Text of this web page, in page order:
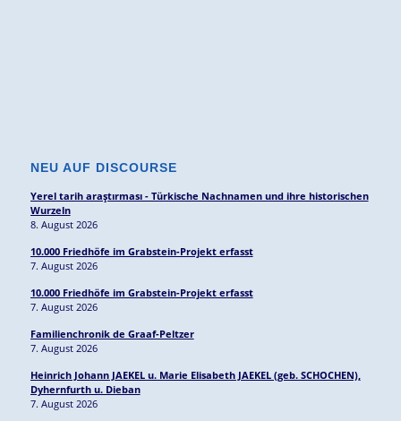
NEU AUF DISCOURSE
Yerel tarih araştırması - Türkische Nachnamen und ihre historischen
Wurzeln
8. August 2026
10.000 Friedhöfe im Grabstein-Projekt erfasst
7. August 2026
10.000 Friedhöfe im Grabstein-Projekt erfasst
7. August 2026
Familienchronik de Graaf-Peltzer
7. August 2026
Heinrich Johann JAEKEL u. Marie Elisabeth JAEKEL (geb. SCHOCHEN),
Dyhernfurth u. Dieban
7. August 2026